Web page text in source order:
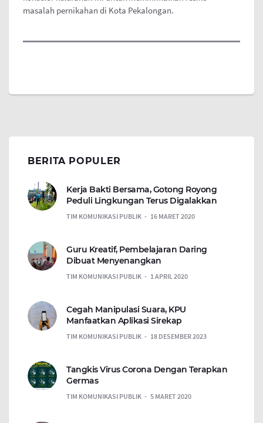
masalah pernikahan di Kota Pekalongan.
BERITA POPULER
Kerja Bakti Bersama, Gotong Royong
Peduli Lingkungan Terus Digalakkan
TIM KOMUNIKASI PUBLIK 16 MARET 2020
Guru Kreatif, Pembelajaran Daring
Dibuat Menyenangkan
TIM KOMUNIKASI PUBLIK 1 APRIL 2020
Cegah Manipulasi Suara, KPU
Manfaatkan Aplikasi Sirekap
TIM KOMUNIKASI PUBLIK 18 DESEMBER 2023
Tangkis Virus Corona Dengan Terapkan
Germas
TIM KOMUNIKASI PUBLIK 5 MARET 2020